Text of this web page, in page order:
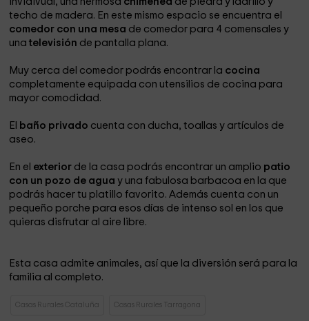
techo de madera. En este mismo espacio se encuentra el
comedor con una mesa de comedor para 4 comensales y
unatelevisión de pantalla plana.
Muy cerca del comedor podrás encontrar la cocina
completamente equipada con utensilios de cocina para
mayor comodidad.
El baño privado cuenta con ducha, toallas y artículos de
aseo.
En el exterior de la casa podrás encontrar un amplio patio
con un pozo de agua y una fabulosa barbacoa en la que
podrás hacer tu platillo favorito. Además cuenta con un
pequeño porche para esos días de intenso sol en los que
quieras disfrutar al aire libre.
Esta casa admite animales, así que la diversión será para la
familia al completo.
Casas Rurales Cataluña Casas Rurales Tarragona